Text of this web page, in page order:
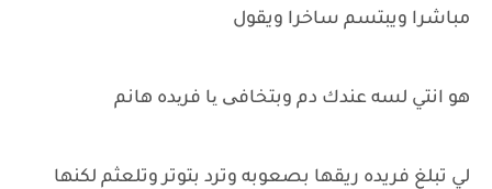
مباشرا ويبتسم ساخرا ويقول
هو انتي لسه عندك دم وبتخافی یا فریده هانم
لي تبلغ فريده ريقها بصعوبه وترد بتوتر وتلعثم لكنها